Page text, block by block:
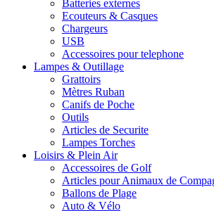
Batteries externes
Ecouteurs & Casques
Chargeurs
USB
Accessoires pour telephone
Lampes & Outillage
Grattoirs
Mètres Ruban
Canifs de Poche
Outils
Articles de Securite
Lampes Torches
Loisirs & Plein Air
Accessoires de Golf
Articles pour Animaux de
Ballons de Plage
Auto & Vélo